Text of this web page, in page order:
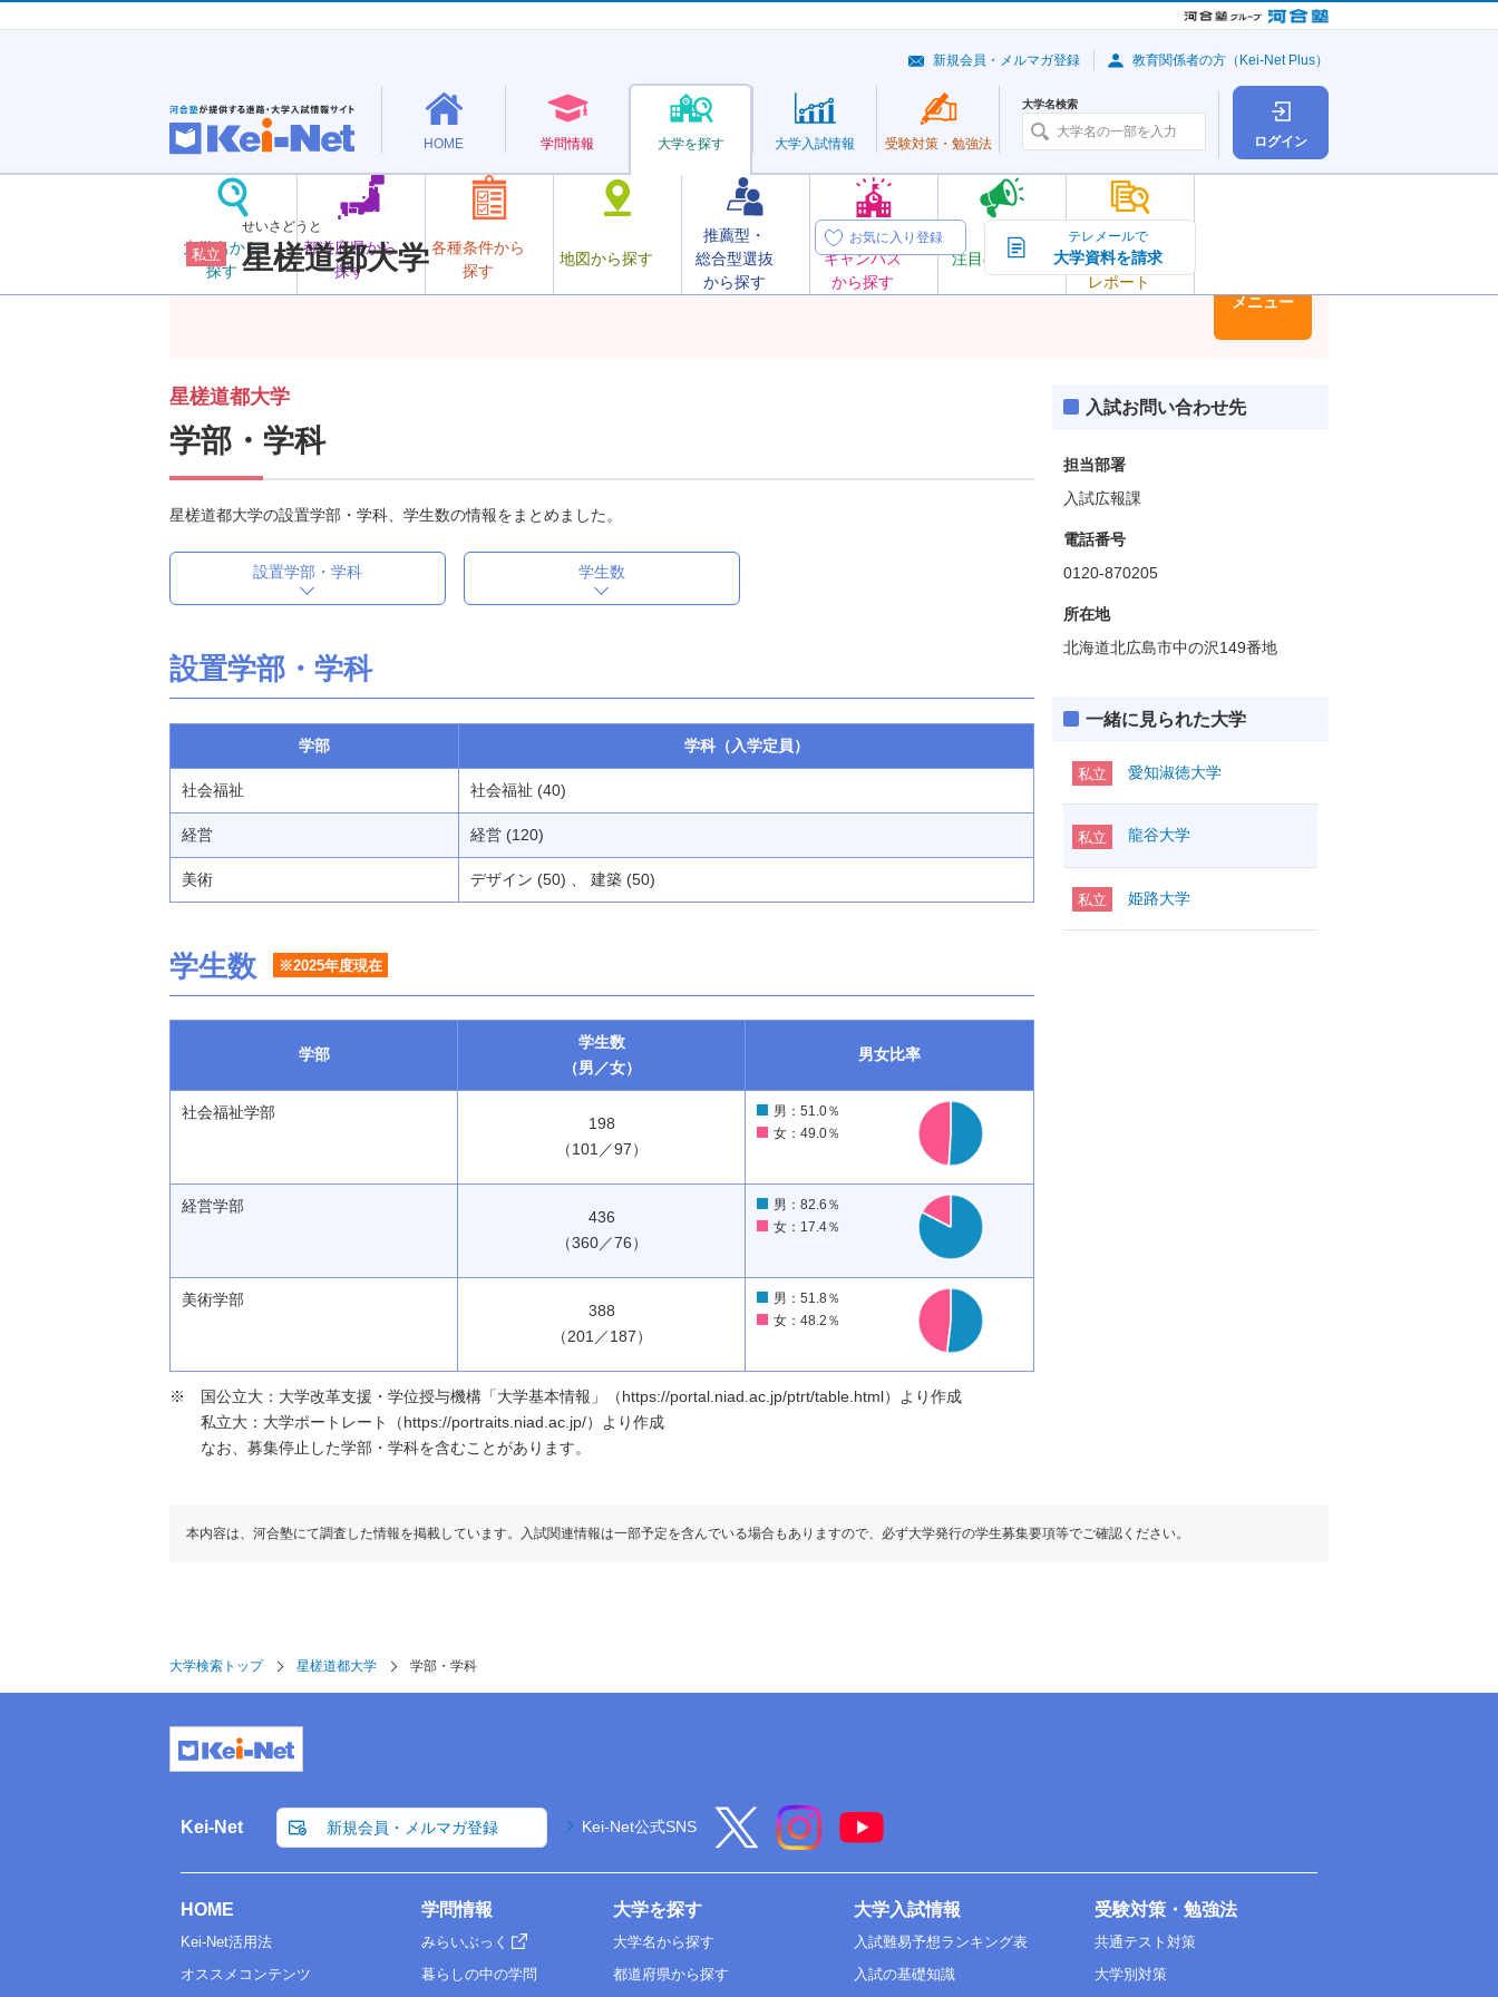
ログイン
HOME 学問情報 大学を探す
大学名から
探す
都道府県から
探す
各種条件から
探す
地図から探す
推薦型・
総合型選抜
から探す
オープン
キャンパス
から探す
注目の大学
大学の今
トピック＆
レポート
大学入試情報 受験対策・ 勉強法
大学名検索
新規会員・メルマガ登録 教育関係者の方（Kei-Net Plus）
私立
せいさどうと
星槎道都大学
お気に入り登録 テレメールで
大学資料を請求
メニュー
星槎道都大学
学部・学科
星槎道都大学の設置学部・学科、学生数の情報をまとめました。
設置学部・学科 学生数
設置学部・学科
学部 学科（入学定員）
社会福祉 社会福祉 (40)
経営 経営 (120)
美術 デザイン (50) 、 建築 (50)
学生数 ※2025年度現在
学部
学生数
（男／女）
男女比率
社会福祉学部
198
（101／97）
男：51.0％
女：49.0％
経営学部
436
（360／76）
男：82.6％
女：17.4％
美術学部
388
（201／187）
男：51.8％
女：48.2％
国公立大：大学改革支援・学位授与機構「大学基本情報」（https://portal.niad.ac.jp/ptrt/table.html）より作成
私立大：大学ポートレート（https://portraits.niad.ac.jp/）より作成
なお、募集停止した学部・学科を含むことがあります。
入試お問い合わせ先
担当部署
入試広報課
電話番号
0120-870205
所在地
北海道北広島市中の沢149番地
一緒に見られた大学
私立 愛知淑徳大学
私立 龍谷大学
私立 姫路大学
本内容は、河合塾にて調査した情報を掲載しています。入試関連情報は一部予定を含んでいる場合もありますので、必ず大学発行の学生募集要項等でご確認ください。
大学検索トップ 星槎道都大学 学部・学科
Kei-Net 新規会員・メルマガ登録 Kei-Net公式SNS
HOME
Kei-Net活用法
オススメコンテンツ
学問情報
みらいぶっく
暮らしの中の学問
大学を探す
大学名から探す
都道府県から探す
大学入試情報
入試難易予想ランキング表
入試の基礎知識
受験対策・勉強法
共通テスト対策
大学別対策